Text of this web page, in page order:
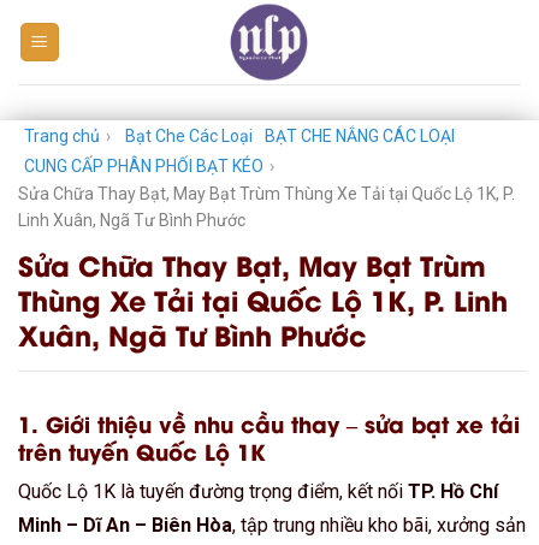
Trang chủ › Bạt Che Các Loại
BẠT CHE NẮNG CÁC LOẠI
CUNG CẤP PHÂN PHỐI BẠT KÉO ›
Sửa Chữa Thay Bạt, May Bạt Trùm Thùng Xe Tải tại Quốc Lộ 1K, P.
Linh Xuân, Ngã Tư Bình Phước
Sửa Chữa Thay Bạt, May Bạt Trùm
Thùng Xe Tải tại Quốc Lộ 1K, P. Linh
Xuân, Ngã Tư Bình Phước
1. Giới thiệu về nhu cầu thay – sửa bạt xe tải
trên tuyến Quốc Lộ 1K
Quốc Lộ 1K là tuyến đường trọng điểm, kết nối TP. Hồ Chí
Minh – Dĩ An – Biên Hòa, tập trung nhiều kho bãi, xưởng sản